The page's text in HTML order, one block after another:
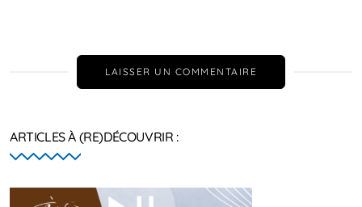
LAISSER UN COMMENTAIRE
ARTICLES À (RE)DÉCOUVRIR :